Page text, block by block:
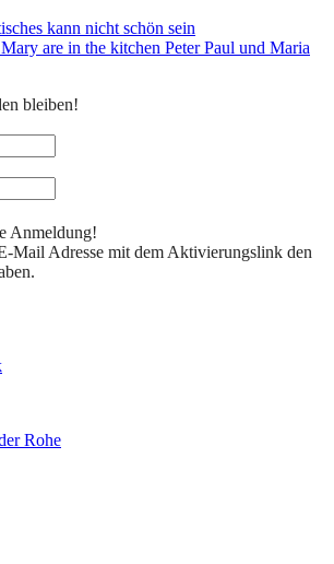
kann nicht schön sein
are in the kitchen Peter Paul und Maria
bleiben!
Anmeldung!
Mail Adresse mit dem Aktivierungslink den